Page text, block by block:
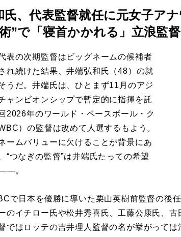
氏、代表監督就任に元女子ア
”で「寝首かかれる」立浪監
表の次期監督はビッグネームの候補者
れ続けた結果、井端弘和氏（48）の就
うだ。井端氏は、ひとまず11月のアジ
ャンピオンシップで暫定的に指揮を託
2026年のワールド・ベースボール・ク
）の監督は改めて人選するもよう。
ームバリューに欠けることが背景にあ
“つなぎの監督”は井端氏たっての希望
。
で日本を優勝に導いた栗山英樹前監督の後
のイチロー氏や松井秀喜氏、工藤公康氏、
ではロッテの吉井理人監督の名が挙がっては